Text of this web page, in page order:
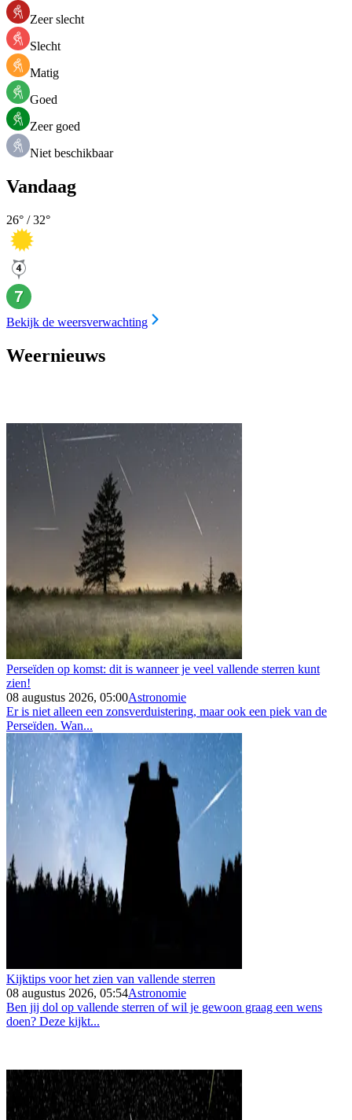
Zeer slecht
Slecht
Matig
Goed
Zeer goed
Niet beschikbaar
Vandaag
26° /32°
Bekijk de weersverwachting
Weernieuws
Perseïden op komst: dit is wanneer je veel vallende sterren kunt
zien!
08 augustus 2026, 05:00Astronomie
Er is niet alleen een zonsverduistering, maar ook een piek van de
Perseïden. Wan...
Kijktips voor het zien van vallende sterren
08 augustus 2026, 05:54Astronomie
Ben jij dol op vallende sterren of wil je gewoon graag een wens
doen? Deze kijkt...